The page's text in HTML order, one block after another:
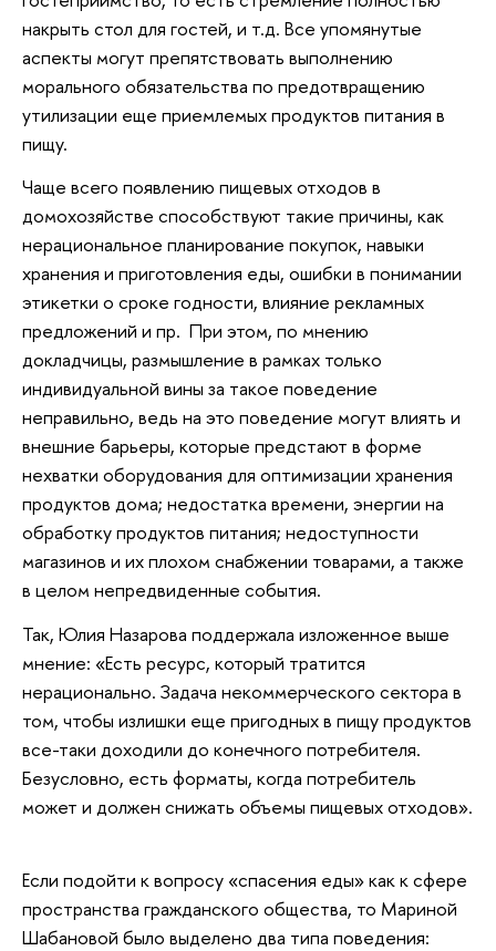
накрыть стол для гостей, и т.д. Все упомянутые
аспекты могут препятствовать выполнению
морального обязательства по предотвращению
утилизации еще приемлемых продуктов питания в
пищу.
Чаще всего появлению пищевых отходов в
домохозяйстве способствуют такие причины, как
нерациональное планирование покупок, навыки
хранения и приготовления еды, ошибки в понимании
этикетки о сроке годности, влияние рекламных
предложений и пр. При этом, по мнению
докладчицы, размышление в рамках только
индивидуальной вины за такое поведение
неправильно, ведь на это поведение могут влиять и
внешние барьеры, которые предстают в форме
нехватки оборудования для оптимизации хранения
продуктов дома; недостатка времени, энергии на
обработку продуктов питания; недоступности
магазинов и их плохом снабжении товарами, а также
в целом непредвиденные события.
Так, Юлия Назарова поддержала изложенное выше
мнение: «Есть ресурс, который тратится
нерационально. Задача некоммерческого сектора в
том, чтобы излишки еще пригодных в пищу продуктов
все-таки доходили до конечного потребителя.
Безусловно, есть форматы, когда потребитель
может и должен снижать объемы пищевых отходов».
Если подойти к вопросу «спасения еды» как к сфере
пространства гражданского общества, то Мариной
Шабановой было выделено два типа поведения: